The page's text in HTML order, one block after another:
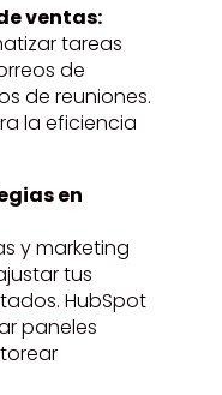
ventas:
tareas
de
de reuniones.
la eficiencia
en
y marketing
tus
HubSpot
paneles